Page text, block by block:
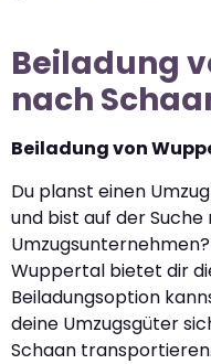
Beiladung
nach
Beiladung von
Du planst einen
und bist auf der
Wuppertal bietet dir
Beiladungsoption
deine Umzugsgüter
Schaan transportieren.